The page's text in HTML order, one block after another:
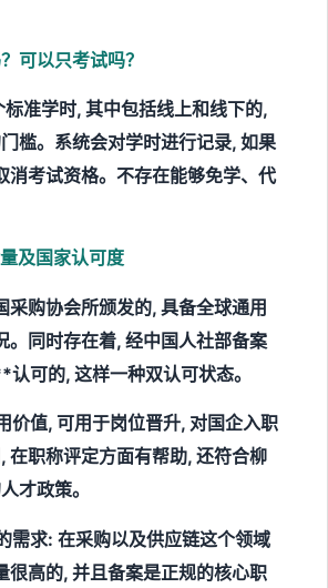
可以只考试吗？
准学时, 其中包括线上和线下的,
槛。系统会对学时进行记录, 如果
消考试资格。不存在能够免学、代
及国家认可度
采购协会所颁发的, 具备全球通用
。同时存在着, 经中国人社部备案
可的, 这样一种双认可状态。
值, 可用于岗位晋升, 对国企入职
在职称评定方面有帮助, 还符合柳
才政策。
求: 在采购以及供应链这个领域
很高的, 并且备案是正规的核心职